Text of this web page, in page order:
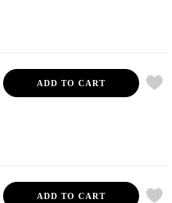
ADD TO CART
ADD TO CART